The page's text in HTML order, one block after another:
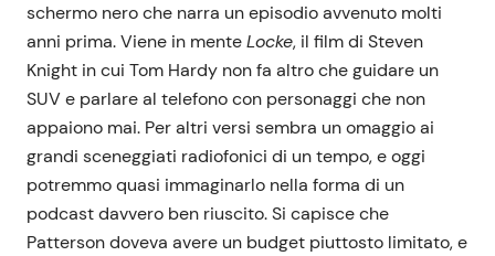
schermo nero che narra un episodio avvenuto molti
anni prima. Viene in menteLocke, il film di Steven
Knight in cui Tom Hardy non fa altro che guidare un
SUV e parlare al telefono con personaggi che non
appaiono mai. Per altri versi sembra un omaggio ai
grandi sceneggiati radiofonici di un tempo, e oggi
potremmo quasi immaginarlo nella forma di un
podcast davvero ben riuscito. Si capisce che
Patterson doveva avere un budget piuttosto limitato, e